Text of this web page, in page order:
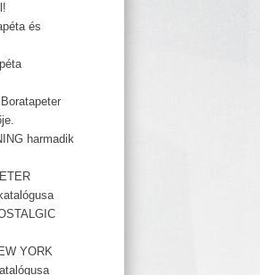
és
harmadik
YORK